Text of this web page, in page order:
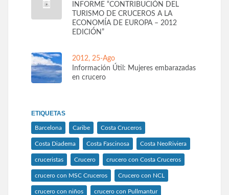
INFORME “CONTRIBUCIÓN DEL
TURISMO DE CRUCEROS A LA
ECONOMÍA DE EUROPA – 2012
EDICIÓN”
2012, 25-Ago
Información Útil: Mujeres embarazadas
en crucero
ETIQUETAS
Barcelona Caribe Costa Cruceros
Costa Diadema Costa Fascinosa Costa NeoRiviera
cruceristas Crucero crucero con Costa Cruceros
crucero con MSC Cruceros Crucero con NCL
crucero con niños crucero con Pullmantur